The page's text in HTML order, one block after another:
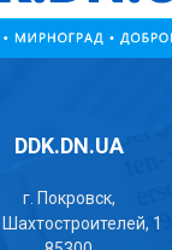
DDK.DN.UA
г. Покровск,
Шахтостроителей, 1